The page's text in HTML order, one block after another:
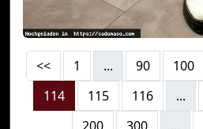
<< 1 ... 90 100
114
115 116 ...